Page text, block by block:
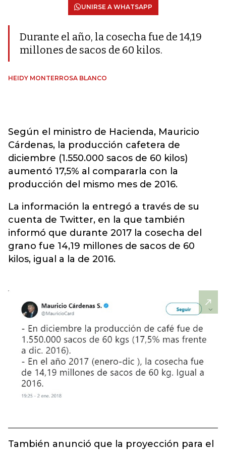
UNIRSE A WHATSAPP
Durante el año, la cosecha fue de 14,19
millones de sacos de 60 kilos.
HEIDY MONTERROSA BLANCO
Según el ministro de Hacienda, Mauricio
Cárdenas, la producción cafetera de
diciembre (1.550.000 sacos de 60 kilos)
aumentó 17,5% al compararla con la
producción del mismo mes de 2016.
La información la entregó a través de su
cuenta de Twitter, en la que también
informó que durante 2017 la cosecha del
grano fue 14,19 millones de sacos de 60
kilos, igual a la de 2016.
También anunció que la proyección para el